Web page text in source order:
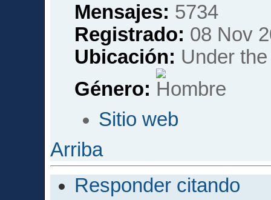
Mensajes: 5734
Registrado: 08 Nov
Ubicación: Under
Género:
Sitio web
Arriba
Responder citando